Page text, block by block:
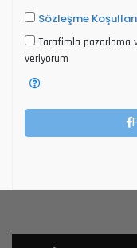
Sözleşme
Tarafimla pazarlama
veriyorum